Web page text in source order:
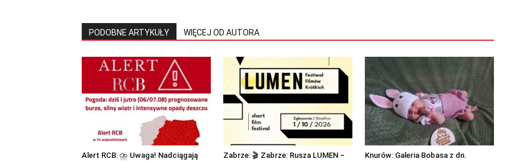
PODOBNE ARTYKUŁY WIĘCEJ OD AUTORA
Alert RCB: ⛈ Uwaga! Nadciągają
Zabrze: 🎬 Zabrze: Rusza LUMEN –
Knurów: Galeria Bobasa z dn.